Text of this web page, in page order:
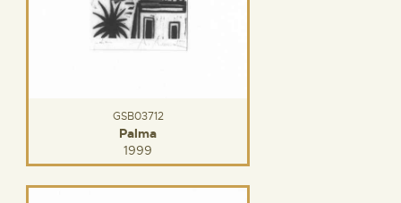
GSB03712
Palma
1999